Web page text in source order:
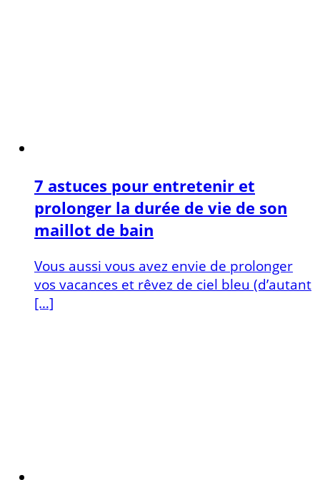
7 astuces pour entretenir et
prolonger la durée de vie de son
maillot de bain
Vous aussi vous avez envie de prolonger
vos vacances et rêvez de ciel bleu (d’autant
[…]